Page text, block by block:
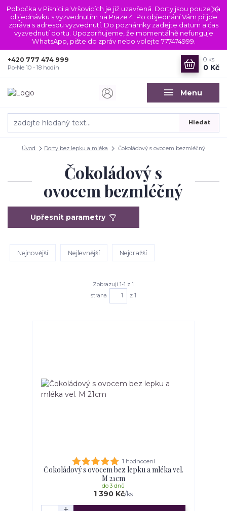
Pobočka v Písnici a Vršovicích je již uzavřená. Dorty jsou pouze na
objednávku s vyzvednutím na Praze 4. Po objednání Vám přijde
zpráva s adresou vyzvednutí. Do poznámky zadejte datum a čas
vyzvednutí dortu. Upozorňujeme, že momentálně nefunguje
WhatsApp, pište do zpráv nebo volejte 777474999.
Menu
Hledat
+420 777 474 999
Po-Ne 10 - 18 hodin
0 ks
0 Kč
Úvod Dorty bez lepku a mléka Čokoládový s ovocem bezmléčný
Čokoládový s
ovocem bezmléčný
Upřesnit parametry
Nejnovější Nejlevnější Nejdražší
Zobrazuji 1-1 z 1
strana
z 1
1 hodnocení
Čokoládový s ovocem bez lepku a mléka vel.
M 21cm
1 390 Kč/ks
do 3 dnů